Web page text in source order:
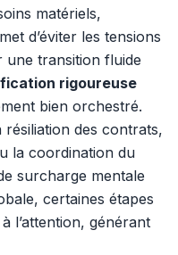
matériels,
d’éviter les tensions
une transition fluide
rigoureuse
bien orchestré.
des contrats,
la coordination du
surcharge mentale
certaines étapes
l’attention, générant